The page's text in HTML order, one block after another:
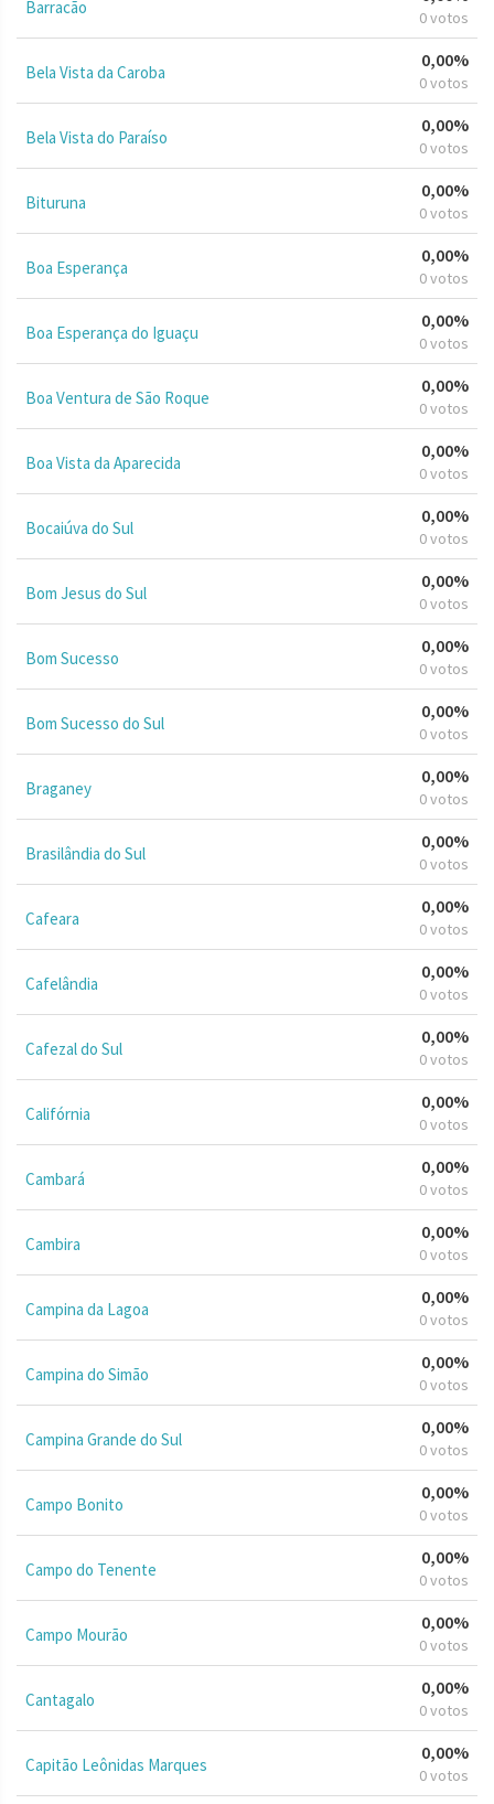
Barracão 0 votos
Bela Vista da Caroba
0,00%
0 votos
Bela Vista do Paraíso
0,00%
0 votos
Bituruna
0,00%
0 votos
Boa Esperança
0,00%
0 votos
Boa Esperança do Iguaçu
0,00%
0 votos
Boa Ventura de São Roque
0,00%
0 votos
Boa Vista da Aparecida
0,00%
0 votos
Bocaiúva do Sul
0,00%
0 votos
Bom Jesus do Sul
0,00%
0 votos
Bom Sucesso
0,00%
0 votos
Bom Sucesso do Sul
0,00%
0 votos
Braganey
0,00%
0 votos
Brasilândia do Sul
0,00%
0 votos
Cafeara
0,00%
0 votos
Cafelândia
0,00%
0 votos
Cafezal do Sul
0,00%
0 votos
Califórnia
0,00%
0 votos
Cambará
0,00%
0 votos
Cambira
0,00%
0 votos
Campina da Lagoa
0,00%
0 votos
Campina do Simão
0,00%
0 votos
Campina Grande do Sul
0,00%
0 votos
Campo Bonito
0,00%
0 votos
Campo do Tenente
0,00%
0 votos
Campo Mourão
0,00%
0 votos
Cantagalo
0,00%
0 votos
Capitão Leônidas Marques
0,00%
0 votos